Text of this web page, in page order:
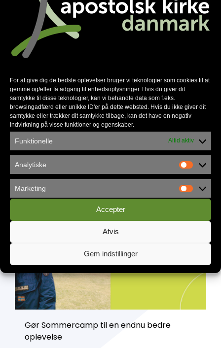
For at give dig de bedste oplevelser bruger vi teknologier som cookies til at
gemme og/eller få adgang til enhedsoplysninger. Hvis du giver dit
samtykke til disse teknologier, kan vi behandle data som f.eks.
browsingadfærd eller unikke ID'er på dette websted. Hvis du ikke giver dit
samtykke eller trækker dit samtykke tilbage, kan det have en negativ
indvirkning på visse funktioner og egenskaber.
Funktionelle Altid aktiv
Analytiske
Marketing
Accepter
Afvis
Gem indstillinger
Københavns Frikirke flytter ind i
Vandværket
Gør Sommercamp til en endnu bedre
oplevelse